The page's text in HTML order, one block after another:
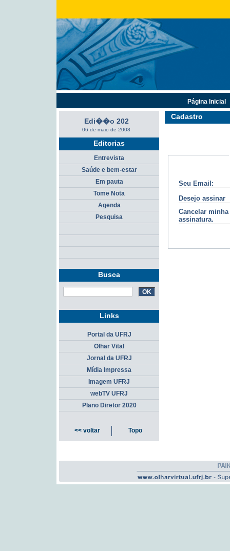
Cadastro
Seu Email:
Desejo assinar
Cancelar minha
assinatura.
Edi��o 202
06 de maio de 2008
Editorias
Entrevista
Saúde e bem-estar
Em pauta
Tome Nota
Agenda
Pesquisa
Busca
Página Inicial
Links
Portal da UFRJ
Olhar Vital
Jornal da UFRJ
Mídia Impressa
Imagem UFRJ
webTV UFRJ
Plano Diretor 2020
<< voltar Topo